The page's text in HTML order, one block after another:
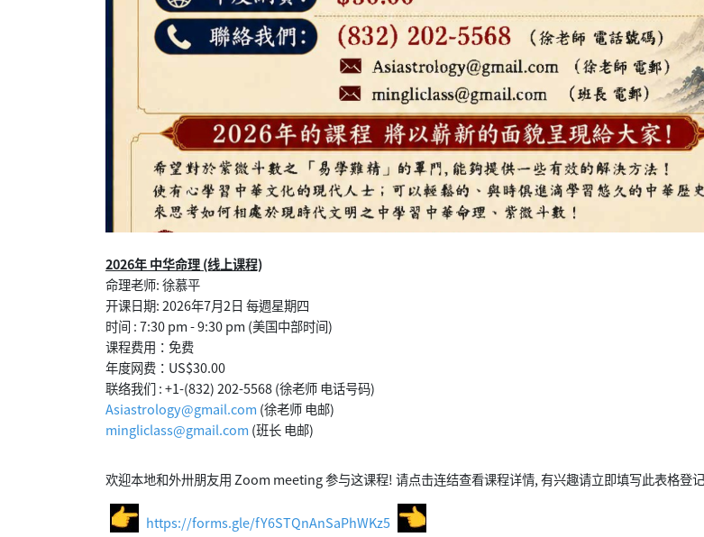
2026年 中华命理 (线上课程)
命理老师: 徐慕平
开课日期: 2026年7月2日 每週星期四
时间 : 7:30 pm - 9:30 pm (美国中部时间)
课程费用：免费
年度网费：US$30.00
联络我们 : +1-(832) 202-5568 (徐老师 电话号码)
Asiastrology@gmail.com (徐老师 电邮)
mingliclass@gmail.com (班长 电邮)
欢迎本地和外卅朋友用 Zoom meeting 参与这课程! 请点击连结查看课程详情, 有兴趣请立即填写此表格登
https://forms.gle/fY6STQnAnSaPhWKz5